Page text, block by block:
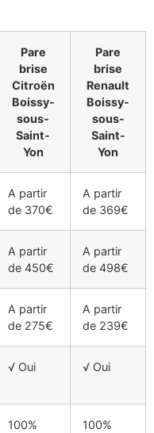
Pare
brise
Citroën
Boissy-
sous-
Saint-
Yon
Pare
brise
Renault
Boissy-
sous-
Saint-
Yon
A partir
de 370€
A partir
de 369€
A partir
de 450€
A partir
de 498€
A partir
de 275€
A partir
de 239€
√ Oui √ Oui
100% 100%